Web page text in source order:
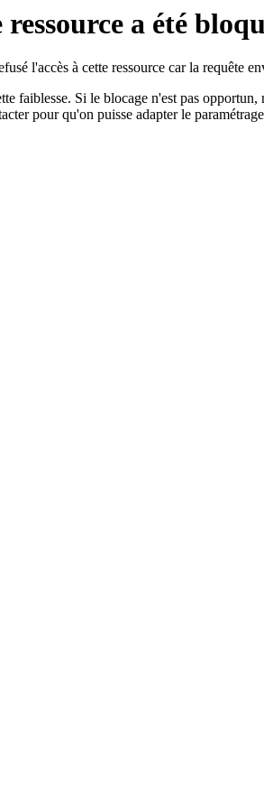
a été
l'accès à cette ressource car la requête
faiblesse. Si le blocage n'est pas
pour qu'on puisse adapter le